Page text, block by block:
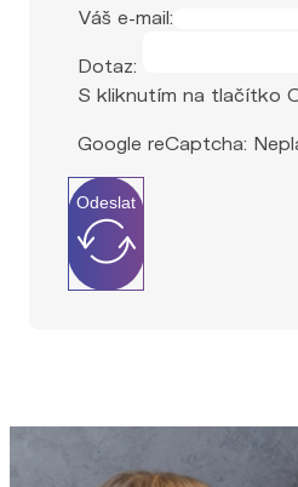
Váš e-mail:
Dotaz:
S kliknutím na tlačítko
Google reCaptcha:
Odeslat